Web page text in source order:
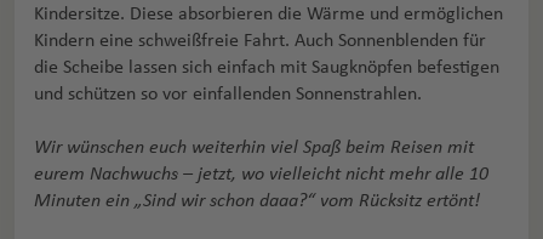
Kindersitze. Diese absorbieren die Wärme und ermöglichen
Kindern eine schweißfreie Fahrt. Auch Sonnenblenden für
die Scheibe lassen sich einfach mit Saugknöpfen befestigen
und schützen so vor einfallenden Sonnenstrahlen.
Wir wünschen euch weiterhin viel Spaß beim Reisen mit
eurem Nachwuchs – jetzt, wo vielleicht nicht mehr alle 10
Minuten ein „Sind wir schon daaa?“ vom Rücksitz ertönt!